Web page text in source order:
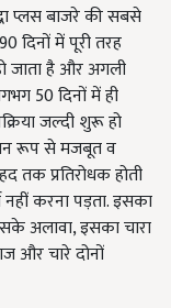
प्लस बाजरे की सबसे
दिनों में पूरी तरह
जाता है और अगली
50 दिनों में ही
जल्दी शुरू हो
रूप से मजबूत व
तक प्रतिरोधक होती
करना पड़ता. इसका
अलावा, इसका चारा
और चारे दोनों